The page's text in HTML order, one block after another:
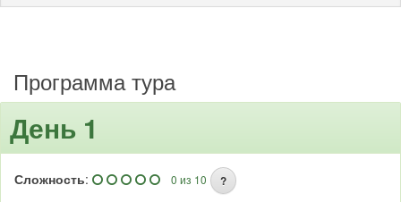
Программа тура
День 1
Сложность: 0 из 10 ?